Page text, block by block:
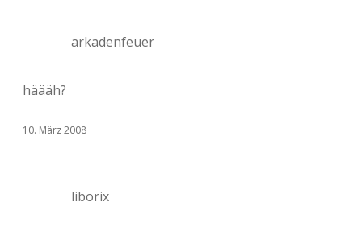
arkadenfeuer
häääh?
10. März 2008
liborix